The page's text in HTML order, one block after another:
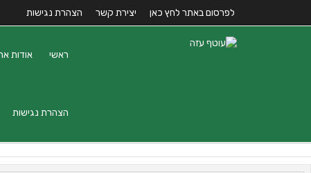
לפרסום באתר לחץ כאן יצירת קשר הצהרת נגישות
ראשי אודות
הצהרת נגישות